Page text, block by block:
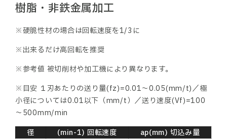
樹脂・非鉄金属加工
※硬脆性材の場合は回転速度を1/3に
※出来るだけ高回転を推奨
※参考値 被切削材や加工機により異なります。
※目安 １刃あたりの送り量(fz)=0.01～0.05(mm/t)／極
小径については0.01以下（mm/t）／送り速度(Vf)=100
～500mm/min
径
(min-1) 回転速度 ap(mm) 切込み量